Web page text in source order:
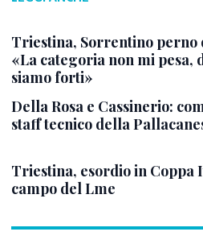
Triestina, Sorrentino perno
«La categoria non mi pesa,
siamo forti»
Della Rosa e Cassinerio:
staff tecnico della
Triestina, esordio in Coppa
campo del Lme